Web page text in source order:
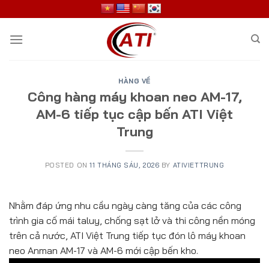
to
content
HÀNG VỀ
Công hàng máy khoan neo AM-17,
AM-6 tiếp tục cập bến ATI Việt
Trung
POSTED ON11 THÁNG SÁU, 2026 BY ATIVIETTRUNG
Nhằm đáp ứng nhu cầu ngày càng tăng của các công
trình gia cố mái taluy, chống sạt lở và thi công nền móng
trên cả nước, ATI Việt Trung tiếp tục đón lô máy khoan
neo Anman AM-17 và AM-6 mới cập bến kho.